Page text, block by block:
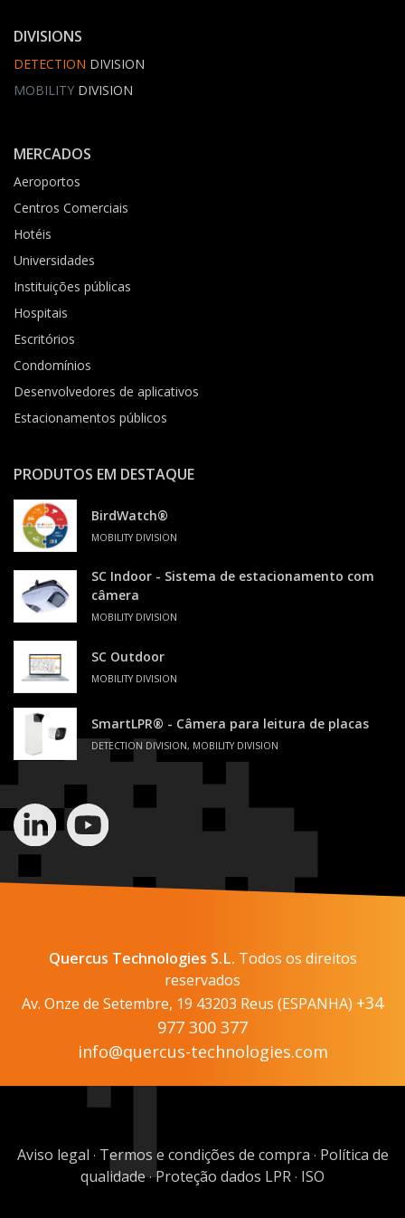
DIVISIONS
DETECTION DIVISION
MOBILITY DIVISION
MERCADOS
Aeroportos
Centros Comerciais
Hotéis
Universidades
Instituições públicas
Hospitais
Escritórios
Condomínios
Desenvolvedores de aplicativos
Estacionamentos públicos
PRODUTOS EM DESTAQUE
BirdWatch®
MOBILITY DIVISION
SC Indoor - Sistema de estacionamento com
câmera
MOBILITY DIVISION
SC Outdoor
MOBILITY DIVISION
SmartLPR® - Câmera para leitura de placas
DETECTION DIVISION, MOBILITY DIVISION
Quercus Technologies S.L. Todos os direitos
reservados
Av. Onze de Setembre, 19 43203 Reus (ESPANHA) +34
977 300 377
info@quercus-technologies.com
Aviso legal · Termos e condições de compra · Política de
qualidade·Proteção dados LPR · ISO